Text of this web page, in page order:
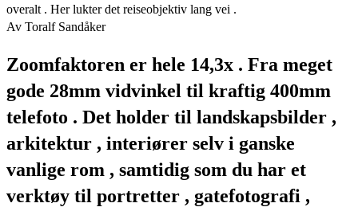
overalt . Her lukter det reiseobjektiv lang vei .
Av Toralf Sandåker
Zoomfaktoren er hele 14,3x . Fra meget
gode 28mm vidvinkel til kraftig 400mm
telefoto . Det holder til landskapsbilder ,
arkitektur , interiører selv i ganske
vanlige rom , samtidig som du har et
verktøy til portretter , gatefotografi ,